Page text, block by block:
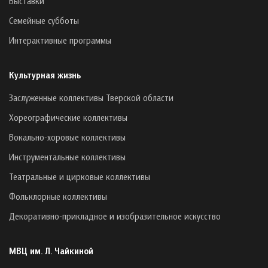
Семейные субботы
Интерактивные программы
Культурная жизнь
Заслуженные коллективы Тверской области
Хореографические коллективы
Вокально-хоровые коллективы
Инструментальные коллективы
Театральные и цирковые коллективы
Фольклорные коллективы
Декоративно-прикладное и изобразительное искусство
МВЦ им. Л. Чайкиной